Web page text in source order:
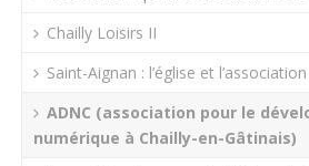
Chailly Loisirs II
Saint-Aignan : l’église et l’association
ADNC (association pour le
numérique à Chailly-en-Gâtinais)